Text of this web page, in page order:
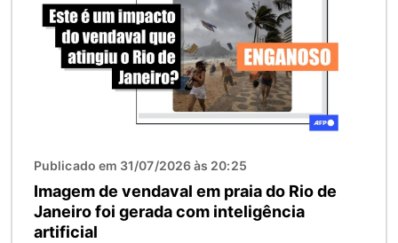
Publicado em 31/07/2026 às 20:25
Imagem de vendaval em praia do Rio de
Janeiro foi gerada com inteligência
artificial